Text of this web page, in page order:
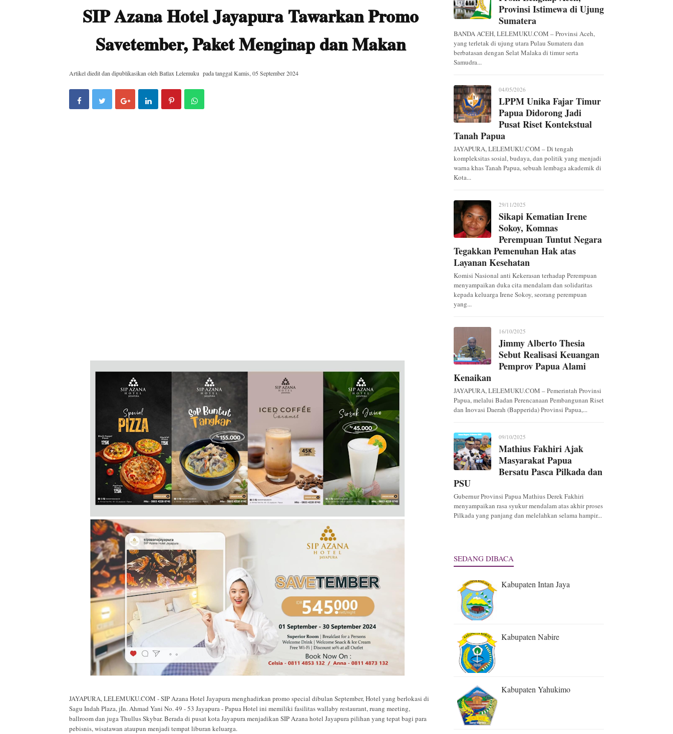
SIP Azana Hotel Jayapura Tawarkan Promo
Savetember, Paket Menginap dan Makan
Artikel diedit dan dipublikasikan oleh Batlax Lelemuku pada tanggalKamis, 05 September 2024
JAYAPURA, LELEMUKU.COM - SIP Azana Hotel Jayapura menghadirkan promo special dibulan September, Hotel yang berlokasi di
Sagu Indah Plaza, jIn. Ahmad Yani No. 49 - 53 Jayapura - Papua Hotel ini memiliki fasilitas wallaby restaurant, ruang meeting,
ballroom dan juga Thullus Skybar. Berada di pusat kota Jayapura menjadikan SIP Azana hotel Jayapura pilihan yang tepat bagi para
pebisnis, wisatawan ataupun menjadi tempat liburan keluarga.
Provinsi Istimewa di Ujung
Sumatera
BANDA ACEH, LELEMUKU.COM – Provinsi Aceh,
yang terletak di ujung utara Pulau Sumatera dan
berbatasan dengan Selat Malaka di timur serta
Samudra...
04/05/2026
LPPM Unika Fajar Timur
Papua Didorong Jadi
Pusat Riset Kontekstual
Tanah Papua
JAYAPURA, LELEMUKU.COM – Di tengah
kompleksitas sosial, budaya, dan politik yang menjadi
warna khas Tanah Papua, sebuah lembaga akademik di
Kota...
29/11/2025
Sikapi Kematian Irene
Sokoy, Komnas
Perempuan Tuntut Negara
Tegakkan Pemenuhan Hak atas
Layanan Kesehatan
Komisi Nasional anti Kekerasan terhadap Perempuan
menyampaikan duka cita mendalam dan solidaritas
kepada keluarga Irene Sokoy, seorang perempuan
yang...
16/10/2025
Jimmy Alberto Thesia
Sebut Realisasi Keuangan
Pemprov Papua Alami
Kenaikan
JAYAPURA, LELEMUKU.COM – Pemerintah Provinsi
Papua, melalui Badan Perencanaan Pembangunan Riset
dan Inovasi Daerah (Bapperida) Provinsi Papua,...
09/10/2025
Mathius Fakhiri Ajak
Masyarakat Papua
Bersatu Pasca Pilkada dan
PSU
Gubernur Provinsi Papua Mathius Derek Fakhiri
menyampaikan rasa syukur mendalam atas akhir proses
Pilkada yang panjang dan melelahkan selama hampir...
SEDANG DIBACA
Kabupaten Intan Jaya
Kabupaten Nabire
Kabupaten Yahukimo